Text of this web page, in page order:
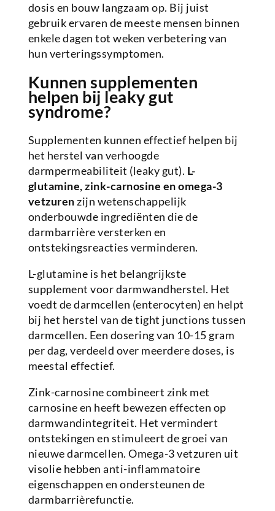
dosis en bouw langzaam op. Bij juist
gebruik ervaren de meeste mensen binnen
enkele dagen tot weken verbetering van
hun verteringssymptomen.
Kunnen supplementen
helpen bij leaky gut
syndrome?
Supplementen kunnen effectief helpen bij
het herstel van verhoogde
darmpermeabiliteit (leaky gut). L-
glutamine, zink-carnosine en omega-3
vetzuren zijn wetenschappelijk
onderbouwde ingrediënten die de
darmbarrière versterken en
ontstekingsreacties verminderen.
L-glutamine is het belangrijkste
supplement voor darmwandherstel. Het
voedt de darmcellen (enterocyten) en helpt
bij het herstel van de tight junctions tussen
darmcellen. Een dosering van 10-15 gram
per dag, verdeeld over meerdere doses, is
meestal effectief.
Zink-carnosine combineert zink met
carnosine en heeft bewezen effecten op
darmwandintegriteit. Het vermindert
ontstekingen en stimuleert de groei van
nieuwe darmcellen. Omega-3 vetzuren uit
visolie hebben anti-inflammatoire
eigenschappen en ondersteunen de
darmbarrièrefunctie.